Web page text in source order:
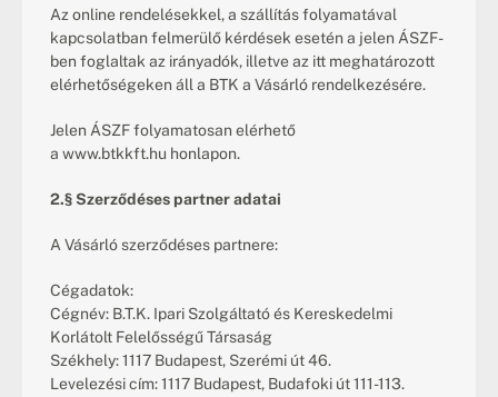
Az online rendelésekkel, a szállítás folyamatával
kapcsolatban felmerülő kérdések esetén a jelen ÁSZF-
ben foglaltak az irányadók, illetve az itt meghatározott
elérhetőségeken áll a BTK a Vásárló rendelkezésére.
Jelen ÁSZF folyamatosan elérhető
a www.btkkft.hu honlapon.
2.§ Szerződéses partner adatai
A Vásárló szerződéses partnere:
Cégadatok:
Cégnév: B.T.K. Ipari Szolgáltató és Kereskedelmi
Korlátolt Felelősségű Társaság
Székhely: 1117 Budapest, Szerémi út 46.
Levelezési cím: 1117 Budapest, Budafoki út 111-113.